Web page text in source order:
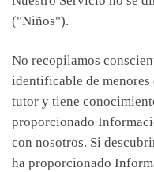
("Niños").
No recopilamos
identificable de menores
tutor y tiene
proporcionado
con nosotros. Si
ha proporcionado